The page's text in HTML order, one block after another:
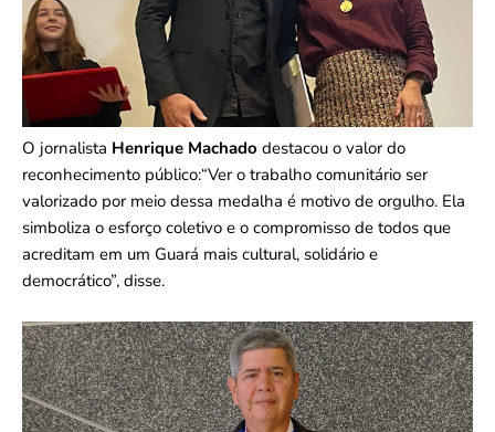
O jornalista Henrique Machado destacou o valor do
reconhecimento público:“Ver o trabalho comunitário ser
valorizado por meio dessa medalha é motivo de orgulho. Ela
simboliza o esforço coletivo e o compromisso de todos que
acreditam em um Guará mais cultural, solidário e
democrático”, disse.